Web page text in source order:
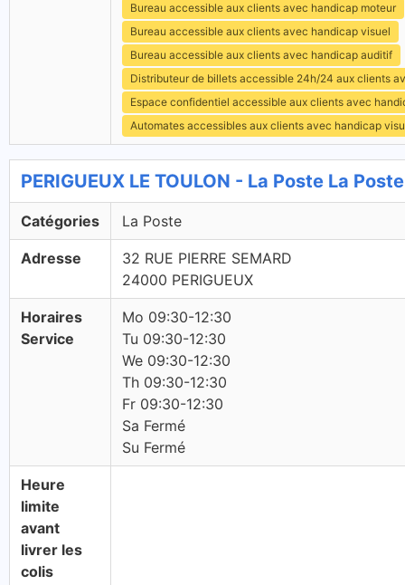
Bureau accessible aux clients avec handicap moteur
Bureau accessible aux clients avec handicap visuel
Bureau accessible aux clients avec handicap auditif
Distributeur de billets accessible 24h/24 aux clients
Espace confidentiel accessible aux clients avec
Automates accessibles aux clients avec handicap
PERIGUEUX LE TOULON - La Poste La Poste
Catégories La Poste
Adresse
32 RUE PIERRE SEMARD
24000 PERIGUEUX
Horaires
Service
Mo 09:30-12:30
Tu 09:30-12:30
We 09:30-12:30
Th 09:30-12:30
Fr 09:30-12:30
Sa Fermé
Su Fermé
Heure
limite
avant
livrer les
colis